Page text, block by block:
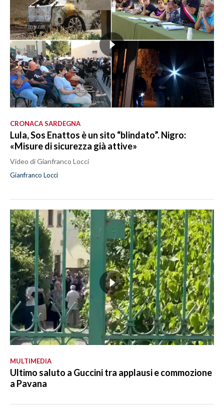
CRONACA SARDEGNA
Lula, Sos Enattos è un sito “blindato”. Nigro:
«Misure di sicurezza già attive»
Video di Gianfranco Locci
Gianfranco Locci
MULTIMEDIA
Ultimo saluto a Guccini tra applausi e commozione
a Pavana